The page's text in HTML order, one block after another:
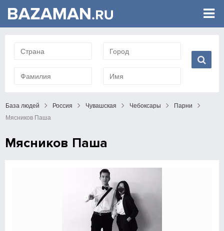
База людей Россия Чувашская Чебоксары
Парни
Мясников Паша
Мясников Паша